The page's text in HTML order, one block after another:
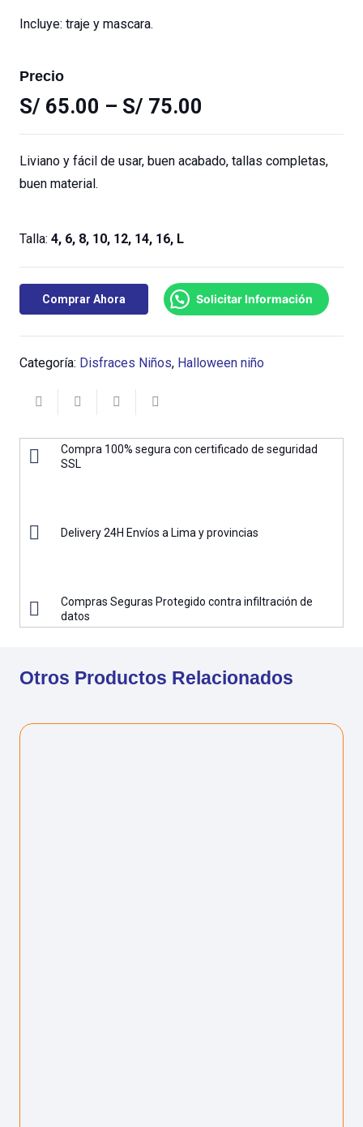
Incluye: traje y mascara.
Precio
S/ 65.00 – S/ 75.00
Liviano y fácil de usar, buen acabado, tallas completas,
buen material.
Talla: 4, 6, 8, 10, 12, 14, 16, L
Comprar Ahora Solicitar Información
Categoría: Disfraces Niños, Halloween niño
Compra 100% segura con certificado de seguridad
SSL
Delivery 24H Envíos a Lima y provincias
Compras Seguras Protegido contra infiltración de
datos
Otros Productos Relacionados